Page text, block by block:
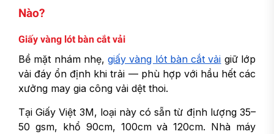
Nào?
Giấy vàng lót bàn cắt vải
Bề mặt nhám nhẹ,giấy vàng lót bàn cắt vải giữ lớp
vải đáy ổn định khi trải — phù hợp với hầu hết các
xưởng may gia công vải dệt thoi.
Tại Giấy Việt 3M, loại này có sẵn từ định lượng 35–
50 gsm, khổ 90cm, 100cm và 120cm. Nhà máy